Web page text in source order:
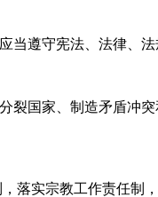
当遵守宪法、法律、
裂国家、制造矛盾冲
落实宗教工作责任制